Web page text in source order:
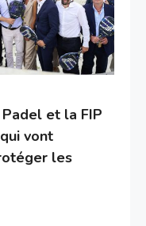
et la FIP
vont
les